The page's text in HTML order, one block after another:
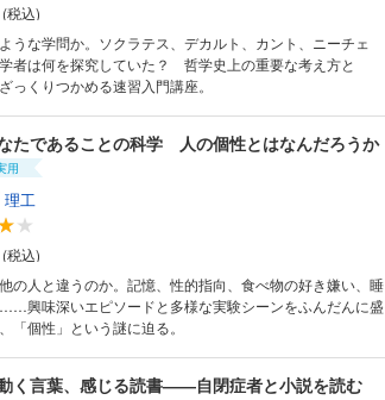
税込)
うな学問か。ソクラテス、デカルト、カント、ニーチェ
者は何を探究していた？ 哲学史上の重要な考え方と
くりつかめる速習入門講座。
たであることの科学 人の個性とはなんだろうか
用
理工
税込)
の人と違うのか。記憶、性的指向、食べ物の好き嫌い、睡
興味深いエピソードと多様な実験シーンをふんだんに盛
「個性」という謎に迫る。
く言葉、感じる読書――自閉症者と小説を読む